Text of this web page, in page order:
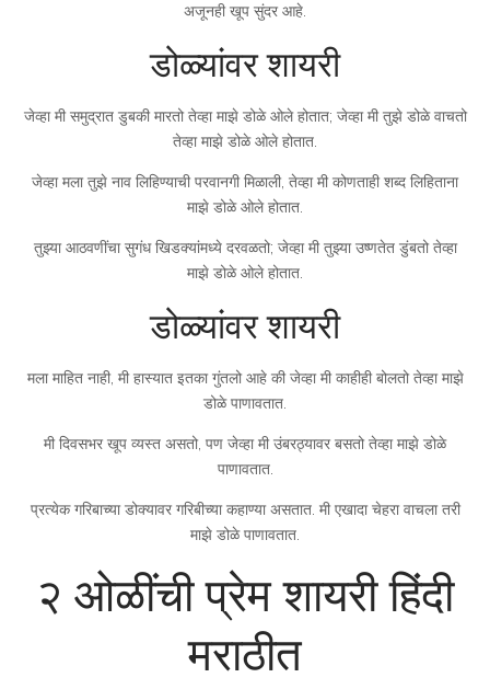
अजूनही खूप सुंदर आहे.
डोळ्यांवर शायरी
जेव्हा मी समुद्रात डुबकी मारतो तेव्हा माझे डोळे ओले होतात; जेव्हा मी तुझे डोळे वाचतो
तेव्हा माझे डोळे ओले होतात.
जेव्हा मला तुझे नाव लिहिण्याची परवानगी मिळाली, तेव्हा मी कोणताही शब्द लिहिताना
माझे डोळे ओले होतात.
तुझ्या आठवणींचा सुगंध खिडक्यांमध्ये दरवळतो; जेव्हा मी तुझ्या उष्णतेत डुंबतो तेव्हा
माझे डोळे ओले होतात.
डोळ्यांवर शायरी
मला माहित नाही, मी हास्यात इतका गुंतलो आहे की जेव्हा मी काहीही बोलतो तेव्हा माझे
डोळे पाणावतात.
मी दिवसभर खूप व्यस्त असतो, पण जेव्हा मी उंबरठ्यावर बसतो तेव्हा माझे डोळे
पाणावतात.
प्रत्येक गरिबाच्या डोक्यावर गरिबीच्या कहाण्या असतात. मी एखादा चेहरा वाचला तरी
माझे डोळे पाणावतात.
२ ओळींची प्रेम शायरी हिंदी
मराठीत